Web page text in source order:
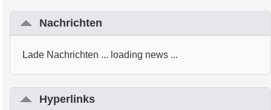
Nachrichten
Lade Nachrichten ... loading news ...
Hyperlinks